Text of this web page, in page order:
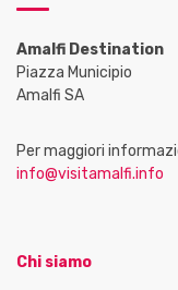
Amalfi Destination
Piazza Municipio
Amalfi SA
Per maggiori
info@visitamalfi.info
Chi siamo